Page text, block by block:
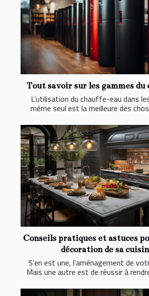
Tout savoir sur les gammes du
L’utilisation du chauffe-eau dans
même seul est la meilleure des
Conseils pratiques et astuces
décoration de sa
S’en est une, l’aménagement de
Mais une autre est de réussir à